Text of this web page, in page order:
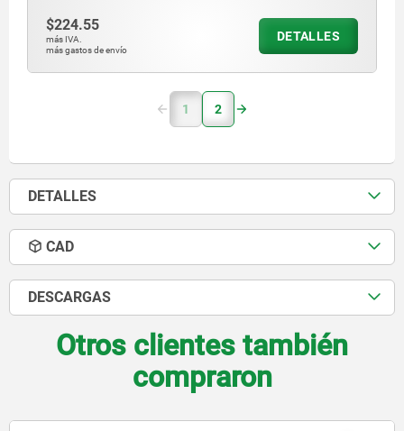
$224.55
más IVA.
más gastos de envío
DETALLES
1 2
DETALLES
CAD
DESCARGAS
Otros clientes también
compraron